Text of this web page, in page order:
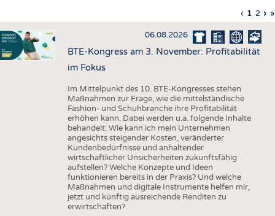
TESTS
AUSSCHREIBUNGEN
DTV AUSSCHREIBUNGSDIENST
STATISTICS
ADRESSEN & LINKS
TERMINE
BRANCHENTERMINE
Seitennummerierung
Seite
‹
Seite
1 Seite
2 › »
06.08.2026
BTE-Kongress am 3. November: Profitabilität
im Fokus
Im Mittelpunkt des 10. BTE-Kongresses stehen
Maßnahmen zur Frage, wie die mittelständische
Fashion- und Schuhbranche ihre Profitabilität
erhöhen kann. Dabei werden u.a. folgende Inhalte
behandelt: Wie kann ich mein Unternehmen
angesichts steigender Kosten, veränderter
Kundenbedürfnisse und anhaltender
wirtschaftlicher Unsicherheiten zukunftsfähig
aufstellen? Welche Konzepte und Ideen
funktionieren bereits in der Praxis? Und welche
Maßnahmen und digitale Instrumente helfen mir,
jetzt und künftig ausreichende Renditen zu
erwirtschaften?